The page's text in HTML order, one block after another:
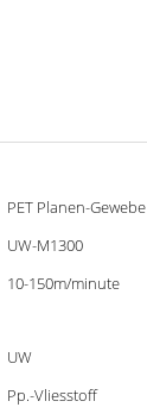
PET Planen-Gewebe
UW-M1300
10-150m/minute
UW
Pp.-Vliesstoff